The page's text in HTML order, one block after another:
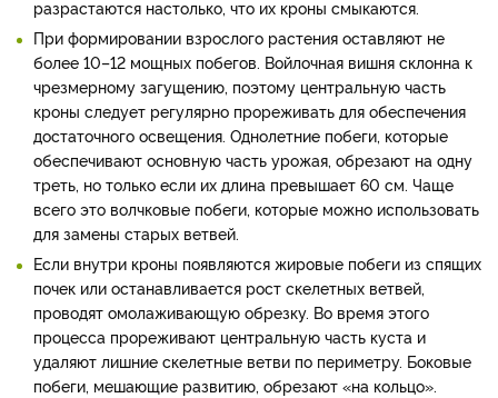
разрастаются настолько, что их кроны смыкаются.
При формировании взрослого растения оставляют не
более 10–12 мощных побегов. Войлочная вишня склонна к
чрезмерному загущению, поэтому центральную часть
кроны следует регулярно прореживать для обеспечения
достаточного освещения. Однолетние побеги, которые
обеспечивают основную часть урожая, обрезают на одну
треть, но только если их длина превышает 60 см. Чаще
всего это волчковые побеги, которые можно использовать
для замены старых ветвей.
Если внутри кроны появляются жировые побеги из спящих
почек или останавливается рост скелетных ветвей,
проводят омолаживающую обрезку. Во время этого
процесса прореживают центральную часть куста и
удаляют лишние скелетные ветви по периметру. Боковые
побеги, мешающие развитию, обрезают «на кольцо».